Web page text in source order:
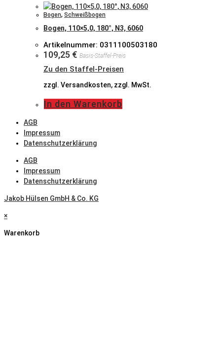
Bogen, Schweißbogen
Bogen, 110×5,0, 180°, N3, 6060
Artikelnummer: 0311100503180
109,25 € Basis-Staffel-Preis
Zu den Staffel-Preisen
zzgl. Versandkosten, zzgl. MwSt.
In den Warenkorb
AGB
Impressum
Datenschutzerklärung
AGB
Impressum
Datenschutzerklärung
Jakob Hülsen GmbH & Co. KG
×
Warenkorb